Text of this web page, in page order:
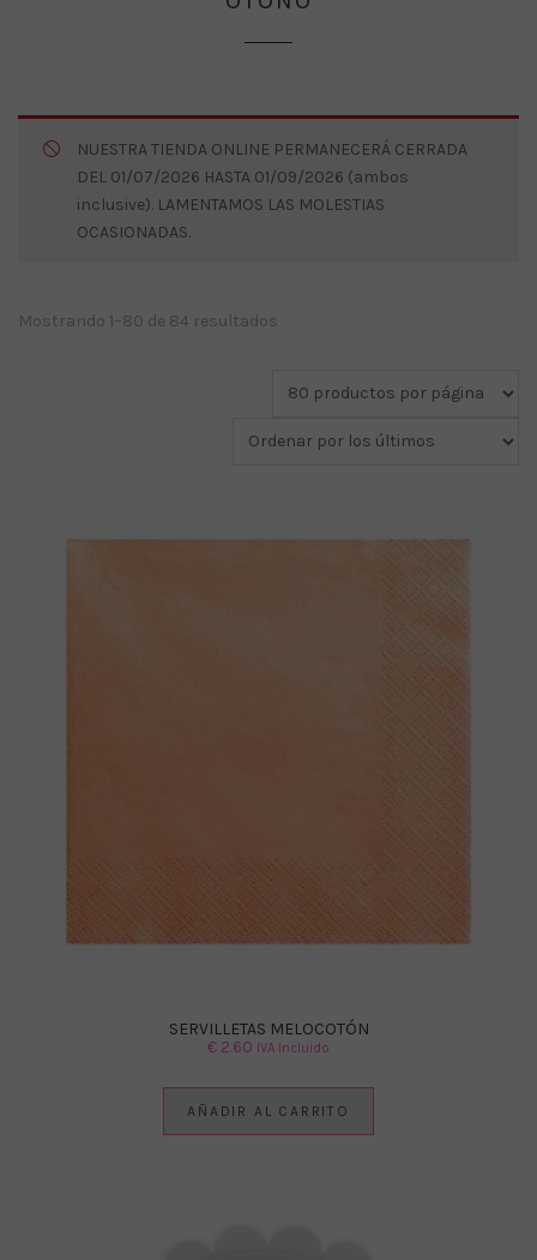
NUESTRA TIENDA ONLINE PERMANECERÁ CERRADA
DEL 01/07/2026 HASTA 01/09/2026 (ambos
inclusive). LAMENTAMOS LAS MOLESTIAS
OCASIONADAS.
Mostrando 1–80 de 84 resultados
últimos
SERVILLETAS MELOCOTÓN
€ 2.60 IVA Incluido
AÑADIR AL CARRITO